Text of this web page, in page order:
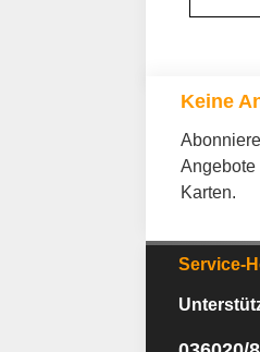
Keine
Angebote
Karten.
Service-